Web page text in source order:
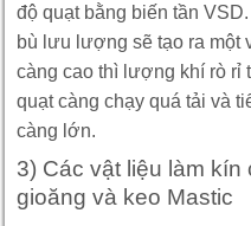
độ quạt bằng biến tần
bù lưu lượng sẽ tạo ra một
càng cao thì lượng khí rò rỉ
quạt càng chạy quá tải và
càng lớn.
3) Các vật liệu làm
gioăng và keo Mastic